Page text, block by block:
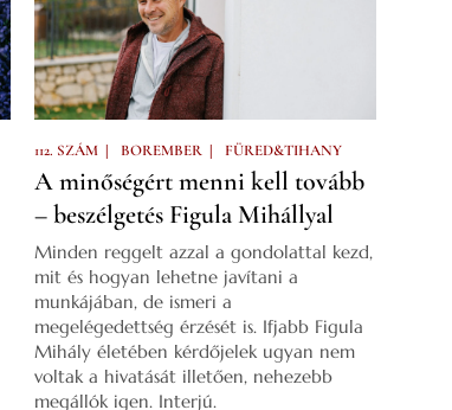
112. SZÁM | BOREMBER | FÜRED&TIHANY
A minőségért menni kell tovább
– beszélgetés Figula Mihállyal
Minden reggelt azzal a gondolattal kezd,
mit és hogyan lehetne javítani a
munkájában, de ismeri a
megelégedettség érzését is. Ifjabb Figula
Mihály életében kérdőjelek ugyan nem
voltak a hivatását illetően, nehezebb
megállók igen. Interjú.